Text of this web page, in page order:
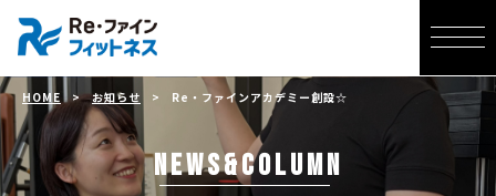
HOME > お知らせ > Re・ファインアカデミー創設☆
NEWS&COLUMN